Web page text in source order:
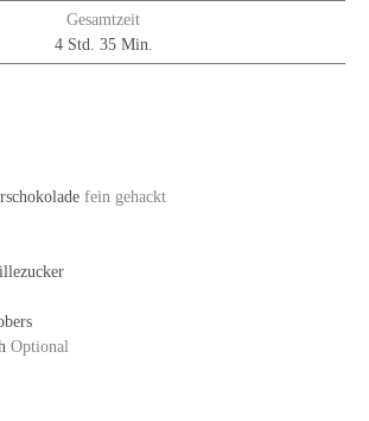
Gesamtzeit
4 Std. 35 Min.
fein gehackt
Optional